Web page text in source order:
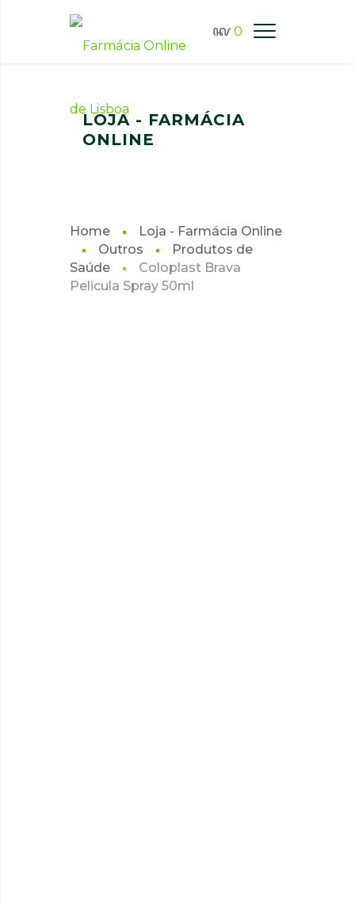
0
FARMÁCIA ONLINE LISBOA
LOJA - FARMÁCIA
ONLINE
Home
Loja - Farmácia Online
Outros
Produtos de
Saúde
Coloplast Brava
Pelicula Spray 50ml